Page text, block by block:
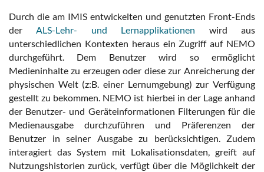
Durch die am IMIS entwickelten und genutzten Front-Ends
der ALS-Lehr- und Lernapplikationen wird aus
unterschiedlichen Kontexten heraus ein Zugriff auf NEMO
durchgeführt. Dem Benutzer wird so ermöglicht
Medieninhalte zu erzeugen oder diese zur Anreicherung der
physischen Welt (z:B. einer Lernumgebung) zur Verfügung
gestellt zu bekommen. NEMO ist hierbei in der Lage anhand
der Benutzer- und Geräteinformationen Filterungen für die
Medienausgabe durchzuführen und Präferenzen der
Benutzer in seiner Ausgabe zu berücksichtigen. Zudem
interagiert das System mit Lokalisationsdaten, greift auf
Nutzungshistorien zurück, verfügt über die Möglichkeit der